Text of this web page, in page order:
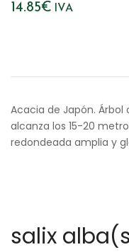
14.85€ IVA
Acacia de Japón.
alcanza los 15-20
redondeada amplia y
salix